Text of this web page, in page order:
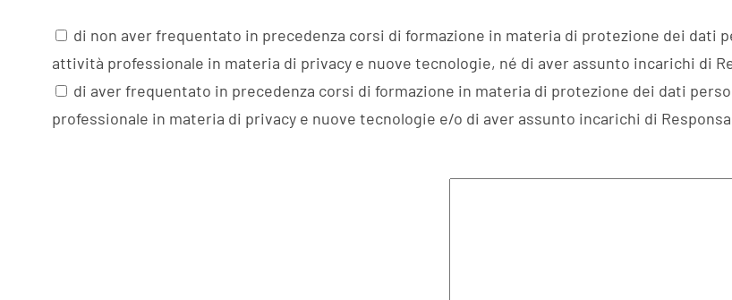
di non aver frequentato in precedenza corsi di formazione in materia di protezione dei dati
attività professionale in materia di privacy e nuove tecnologie, né di aver assunto incarichi di
di aver frequentato in precedenza corsi di formazione in materia di protezione dei dati
professionale in materia di privacy e nuove tecnologie e/o di aver assunto incarichi di